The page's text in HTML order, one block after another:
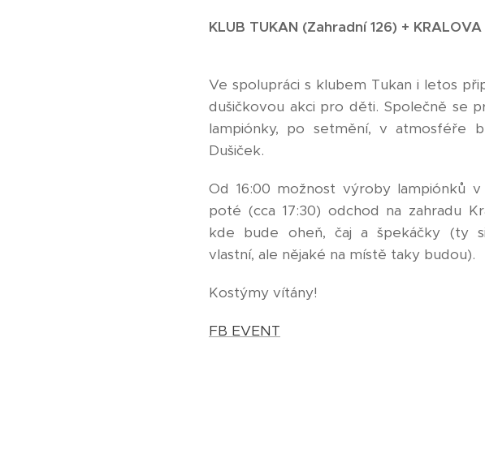
KLUB TUKAN (Zahradní 126) +
Ve spolupráci s klubem Tukan i letos
dušičkovou akci pro děti. Společně se
lampiónky, po setmění, v atmosféře
Dušiček.
Od 16:00 možnost výroby lampiónků v
poté (cca 17:30) odchod na zahradu
kde bude oheň, čaj a špekáčky (ty
vlastní, ale nějaké na místě taky budou).
Kostýmy vítány!
FB EVENT